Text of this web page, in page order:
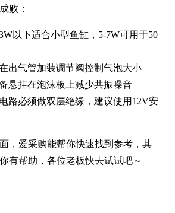
败：
以下适合小型鱼缸，5-7W可用于50
出气管加装调节阀控制气泡大小
悬挂在泡沫板上减少共振噪音
路必须做双层绝缘，建议使用12V安
，爱采购能帮你快速找到参考，其
有帮助，各位老板快去试试吧～